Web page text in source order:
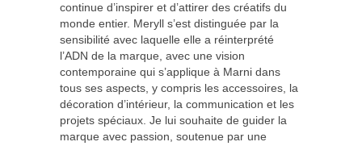
continue d’inspirer et d’attirer des créatifs du
monde entier. Meryll s’est distinguée par la
sensibilité avec laquelle elle a réinterprété
l’ADN de la marque, avec une vision
contemporaine qui s’applique à Marni dans
tous ses aspects, y compris les accessoires, la
décoration d’intérieur, la communication et les
projets spéciaux. Je lui souhaite de guider la
marque avec passion, soutenue par une